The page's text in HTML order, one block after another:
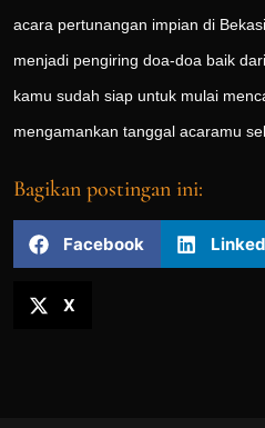
acara pertunangan impian di
menjadi pengiring doa-doa baik
kamu sudah siap untuk mulai
mengamankan tanggal acaramu
Bagikan postingan ini:
Facebook
X